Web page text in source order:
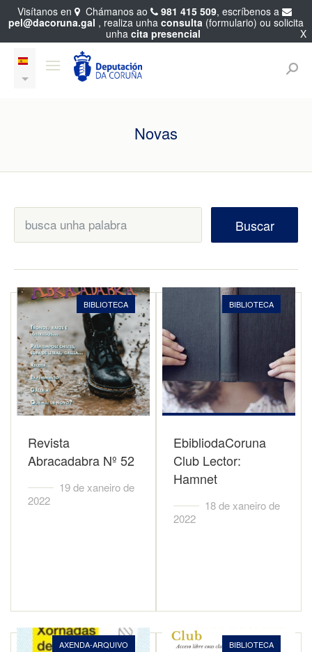
Novas
Buscar
BIBLIOTECA
Revista
Abracadabra Nº 52
19 de xaneiro de
2022
BIBLIOTECA
EbibliodaCoruna
Club Lector:
Hamnet
18 de xaneiro de
2022
AXENDA-ARQUIVO BIBLIOTECA
Visítanos en Chámanos ao 981 415 509, escríbenos a
pel@dacoruna.gal , realiza unha consulta (formulario) ou solicita
unha cita presencial X